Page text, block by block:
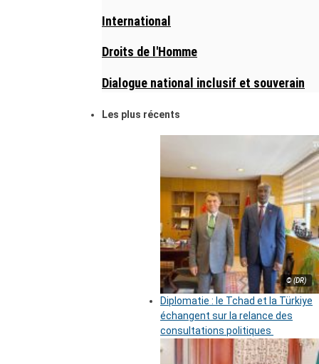
International
Droits de l'Homme
Dialogue national inclusif et souverain
Les plus récents
© (DR)
Diplomatie : le Tchad et la Türkiye
échangent sur la relance des
consultations politiques